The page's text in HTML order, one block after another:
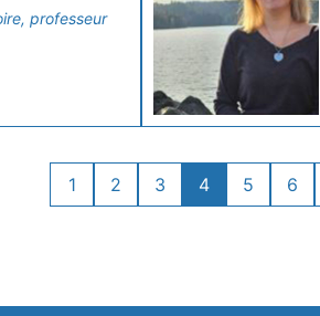
professeur
1 2 3 4 5 6